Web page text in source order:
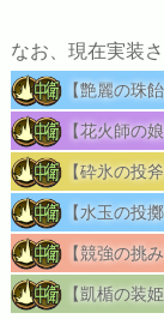
なお、現在実装
【艶麗の珠
【花火師の
【砕氷の投
【水玉の投
【競強の挑
【凱楯の装